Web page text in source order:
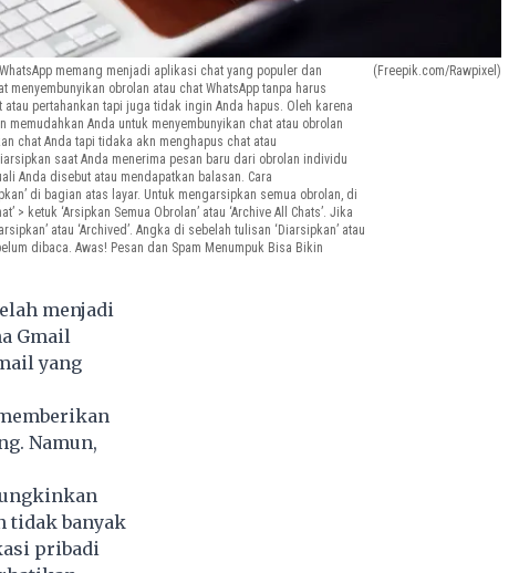
memang menjadi aplikasi chat yang populer dan
obrolan atau chat WhatsApp tanpa harus
pertahankan tapi juga tidak ingin Anda hapus. Oleh karena
Anda untuk menyembunyikan chat atau obrolan
chat Anda tapi tidaka akn menghapus chat atau
saat Anda menerima pesan baru dari obrolan individu
Anda disebut atau mendapatkan balasan. Cara
di bagian atas layar. Untuk mengarsipkan semua obrolan, di
> ketuk ‘Arsipkan Semua Obrolan’ atau ‘Archive All Chats’. Jika
atau ‘Archived’. Angka di sebelah tulisan ‘Diarsipkan’ atau
dibaca. Awas! Pesan dan Spam Menumpuk Bisa Bikin
(Freepik.com/Rawpixel)
menjadi
Gmail
yang
Namun,
tidak banyak
pribadi